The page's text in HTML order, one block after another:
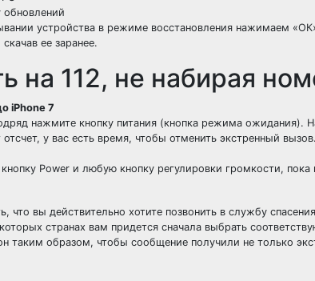
обновлений
устройства в режиме восстановления нажимаем
ее заранее.
на 112, не набирая
iPhone 7
нажмите кнопку питания (кнопка режима ожидания).
отсчет, у вас есть время, чтобы отменить экстренный вызов.
Power и любую кнопку регулировки громкости, пока
что вы действительно хотите позвонить в службу
странах вам придется сначала выбрать
таким образом, чтобы сообщение получили не только